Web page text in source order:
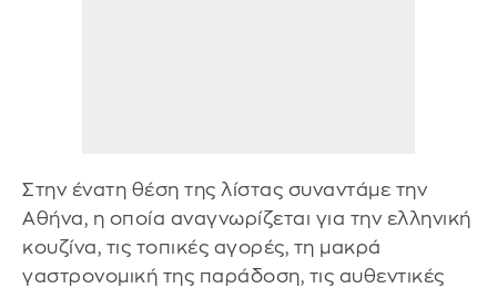
Στην ένατη θέση της λίστας συναντάμε την
Αθήνα, η οποία αναγνωρίζεται για την ελληνική
κουζίνα, τις τοπικές αγορές, τη μακρά
γαστρονομική της παράδοση, τις αυθεντικές